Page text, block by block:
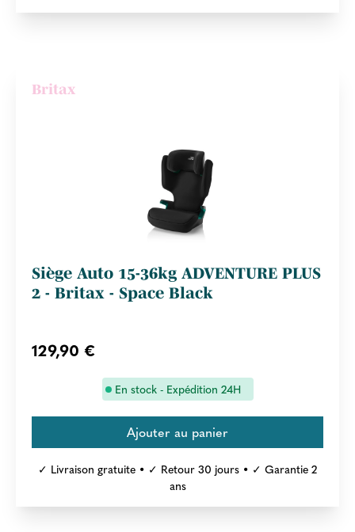
Britax
Siège Auto 15-36kg ADVENTURE PLUS
2 - Britax - Space Black
129,90 €
En stock - Expédition 24H
✓ Livraison gratuite • ✓ Retour 30 jours • ✓ Garantie 2
ans